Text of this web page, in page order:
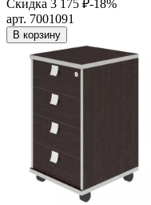
Скидка 3 175 ₽-18%
арт. 7001091
В корзину